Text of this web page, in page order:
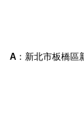
A ：新北市板橋區